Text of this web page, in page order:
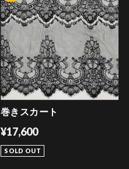
巻きスカート
¥17,600
SOLD OUT